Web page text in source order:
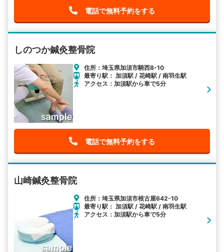
電話で無料予約をする
しのつか鍼灸整骨院
住所：埼玉県加須市騎西8-10
最寄り駅： 加須駅 / 花崎駅 / 南羽生駅
アクセス：加須駅から車で5分
電話で無料予約をする
山崎鍼灸整骨院
住所：埼玉県加須市根古屋642-10
最寄り駅： 加須駅 / 花崎駅 / 南羽生駅
アクセス：加須駅から車で5分